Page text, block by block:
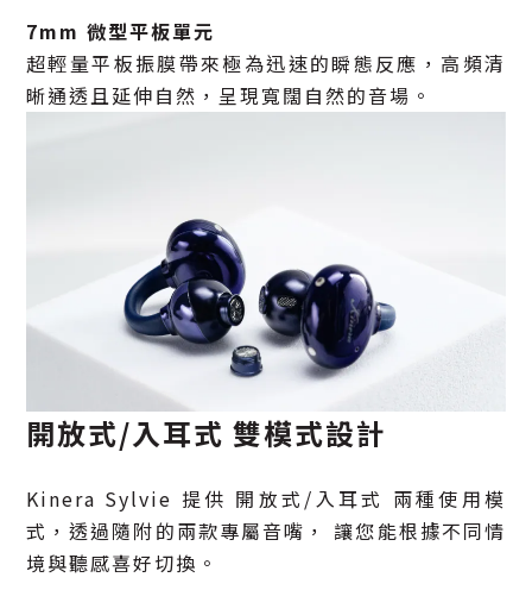
7mm 微型平板單元
超輕量平板振膜帶來極為迅速的瞬態反應，高頻清
晰通透且延伸自然，呈現寬闊自然的音場。
開放式/入耳式 雙模式設計
Kinera Sylvie 提供 開放式/入耳式 兩種使用模
式，透過隨附的兩款專屬音嘴， 讓您能根據不同情
境與聽感喜好切換。